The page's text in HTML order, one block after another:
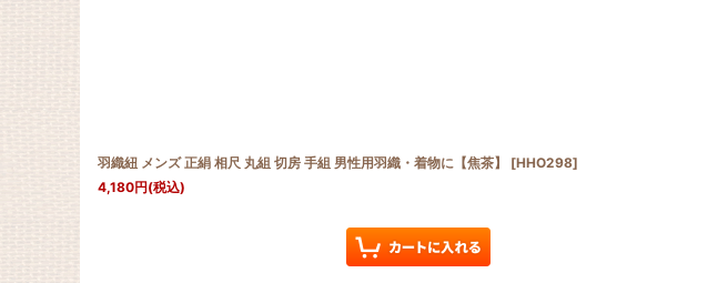
羽織紐 メンズ 正絹 相尺 丸組 切房 手組 男性用羽織・着物に【焦茶】 [HHO298]
4,180円(税込)